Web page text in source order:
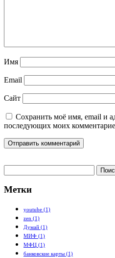
Имя
Email
Сайт
Сохранить моё имя, email и
последующих моих
Метки
youtube (1)
zen (1)
Думай (1)
МИФ (1)
МФЦ (1)
банковские карты (1)